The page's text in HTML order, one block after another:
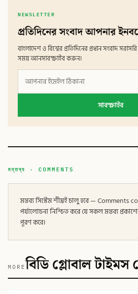
NEWSLETTER
প্রতিদিনের সংবাদ আপনার
বাংলাদেশ ও বিশ্বের প্রতিদিনের প্রধান সংবাদ
সময় আনসাবস্ক্রাইব করুন।
সাবস্ক্রাইব
মন্তব্য · COMMENTS
মন্তব্য সিস্টেম শীঘ্রই চালু হবে — Comments
পর্যালোচনা নিশ্চিত করে যে সকল মন্তব্য
পূরণ করে।
MOREবিডি গ্লোবাল